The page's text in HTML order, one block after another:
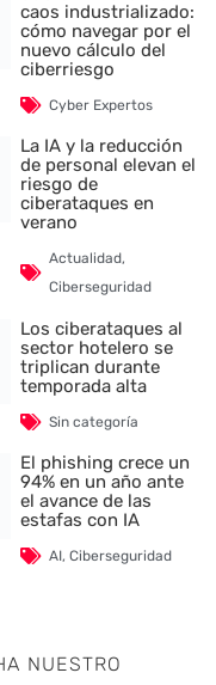
caos industrializado:
cómo navegar por el
nuevo cálculo del
ciberriesgo
Cyber Expertos
La IA y la reducción
de personal elevan el
riesgo de
ciberataques en
verano
Actualidad,
Ciberseguridad
Los ciberataques al
sector hotelero se
triplican durante
temporada alta
Sin categoría
El phishing crece un
94% en un año ante
el avance de las
estafas con IA
AI,Ciberseguridad
NUESTRO